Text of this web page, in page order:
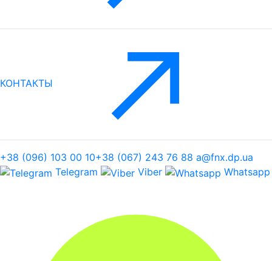
КОНТАКТЫ
+38 (096) 103 00 10+38 (067) 243 76 88 a@fnx.dp.ua
Telegram
Viber Whatsapp